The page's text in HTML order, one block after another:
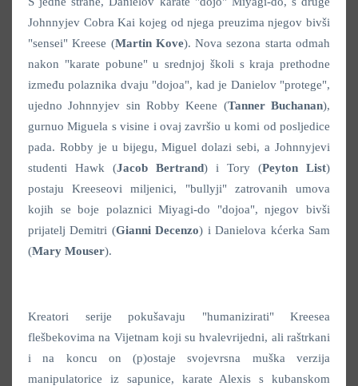
Johnnyjev Cobra Kai kojeg od njega preuzima njegov bivši
"sensei" Kreese (Martin Kove). Nova sezona starta odmah
nakon "karate pobune" u srednjoj školi s kraja prethodne
između polaznika dvaju "dojoa", kad je Danielov "protege",
ujedno Johnnyjev sin Robby Keene (Tanner Buchanan),
gurnuo Miguela s visine i ovaj završio u komi od posljedice
pada. Robby je u bijegu, Miguel dolazi sebi, a Johnnyjevi
studenti Hawk (Jacob Bertrand) i Tory (Peyton List)
postaju Kreeseovi miljenici, "bullyji" zatrovanih umova
kojih se boje polaznici Miyagi-do "dojoa", njegov bivši
prijatelj Demitri (Gianni Decenzo) i Danielova kćerka Sam
(Mary Mouser).
Kreatori serije pokušavaju "humanizirati" Kreesea
flešbekovima na Vijetnam koji su hvalevrijedni, ali raštrkani
i na koncu on (p)ostaje svojevrsna muška verzija
manipulatorice iz sapunice, karate Alexis s kubanskom